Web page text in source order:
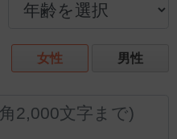
女性 男性